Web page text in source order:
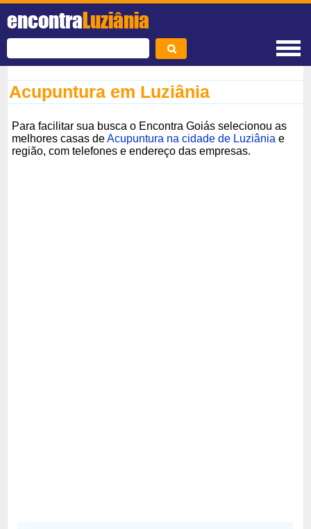
encontraLuziânia
Acupuntura em Luziânia
Para facilitar sua busca o Encontra Goiás selecionou as
melhores casas deAcupuntura na cidade de Luziânia e
região, com telefones e endereço das empresas.